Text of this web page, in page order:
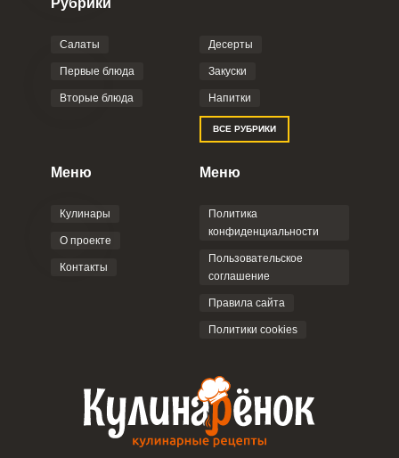
Рубрики
Салаты
Первые блюда
Вторые блюда
Десерты
Закуски
Напитки
ВСЕ РУБРИКИ
Меню
Кулинары
О проекте
Контакты
Меню
Политика
конфиденциальности
Пользовательское
соглашение
Правила сайта
Политики cookies